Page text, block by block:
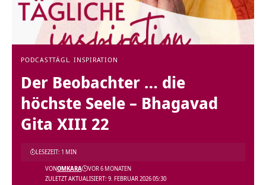
PODCASTTÄGL. INSPIRATION
Der Beobachter … die
höchste Seele – Bhagavad
Gita XIII 22
ZULETZT AKTUALISIERT: 9. FEBRUAR 2026 05:30
VONOMKARA VOR 6 MONATEN
LESEZEIT: 1 MIN